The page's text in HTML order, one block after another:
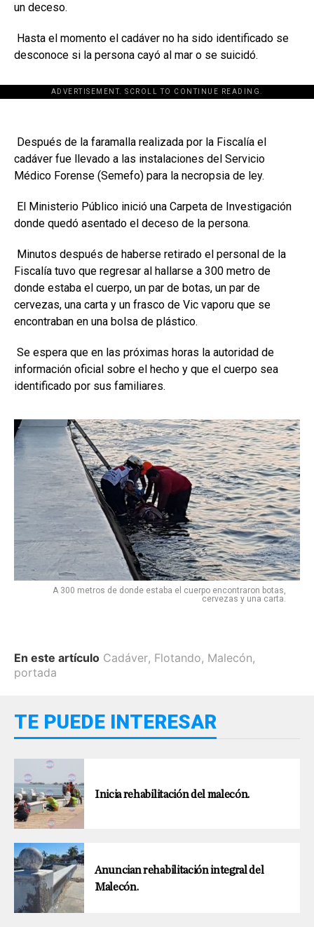
un deceso.
Hasta el momento el cadáver no ha sido identificado se
desconoce si la persona cayó al mar o se suicidó.
ADVERTISEMENT. SCROLL TO CONTINUE READING.
Después de la faramalla realizada por la Fiscalía el
cadáver fue llevado a las instalaciones del Servicio
Médico Forense (Semefo) para la necropsia de ley.
El Ministerio Público inició una Carpeta de Investigación
donde quedó asentado el deceso de la persona.
Minutos después de haberse retirado el personal de la
Fiscalía tuvo que regresar al hallarse a 300 metro de
donde estaba el cuerpo, un par de botas, un par de
cervezas, una carta y un frasco de Vic vaporu que se
encontraban en una bolsa de plástico.
Se espera que en las próximas horas la autoridad de
información oficial sobre el hecho y que el cuerpo sea
identificado por sus familiares.
A 300 metros de donde estaba el cuerpo encontraron botas,
cervezas y una carta.
En este artículo Cadáver, Flotando, Malecón,
portada
TE PUEDE INTERESAR
Inicia rehabilitación del malecón.
Anuncian rehabilitación integral del
Malecón.